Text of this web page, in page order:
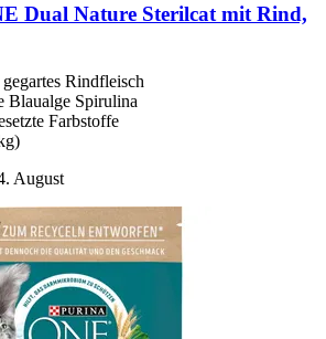
Dual Nature Sterilcat mit Rind,
Rindfleisch
Blaualge Spirulina
Farbstoffe
August